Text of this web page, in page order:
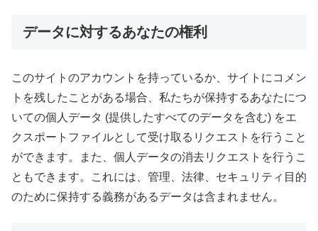
データに対するあなたの権利
このサイトのアカウントを持っているか、サイトにコメン
トを残したことがある場合、私たちが保持するあなたにつ
いての個人データ (提供したすべてのデータを含む) をエ
クスポートファイルとして受け取るリクエストを行うこと
ができます。また、個人データの消去リクエストを行うこ
ともできます。これには、管理、法律、セキュリティ目的
のために保持する義務があるデータは含まれません。